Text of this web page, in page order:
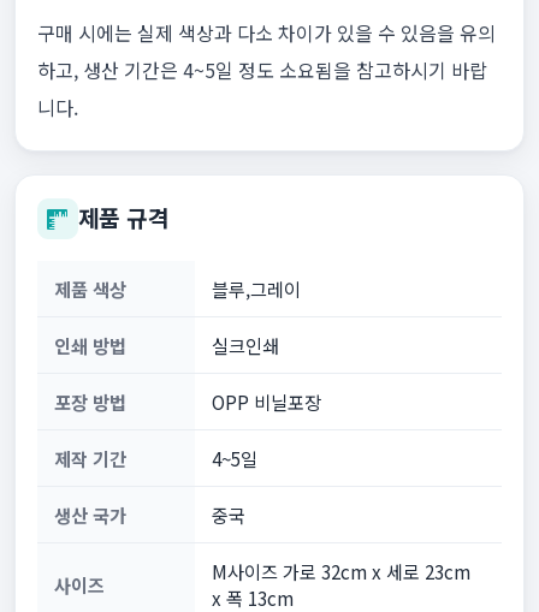
구매 시에는 실제 색상과 다소 차이가 있을 수 있음을 유의
하고, 생산 기간은 4~5일 정도 소요됨을 참고하시기 바랍
니다.
제품 규격
제품 색상 블루,그레이
인쇄 방법 실크인쇄
포장 방법 OPP 비닐포장
제작 기간 4~5일
생산 국가 중국
사이즈
M사이즈 가로 32cm x 세로 23cm
x 폭 13cm